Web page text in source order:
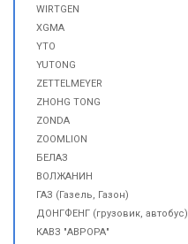
WIRTGEN
XGMA
YTO
YUTONG
ZETTELMEYER
ZHOHG TONG
ZONDA
ZOOMLION
БЕЛАЗ
ВОЛЖАНИН
ГАЗ (Газель, Газон)
ДОНГФЕНГ (грузовик, автобус)
КАВЗ "АВРОРА"